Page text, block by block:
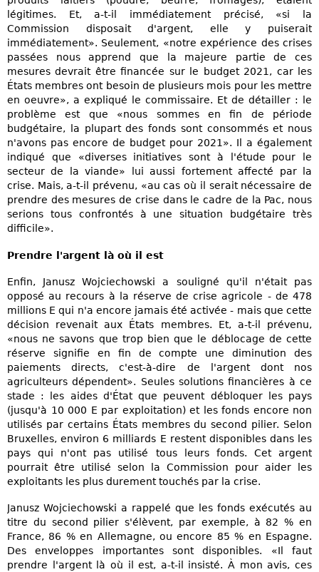
légitimes. Et, a-t-il immédiatement précisé, «si la
Commission disposait d'argent, elle y puiserait
immédiatement». Seulement, «notre expérience des crises
passées nous apprend que la majeure partie de ces
mesures devrait être financée sur le budget 2021, car les
États membres ont besoin de plusieurs mois pour les mettre
en oeuvre», a expliqué le commissaire. Et de détailler : le
problème est que «nous sommes en fin de période
budgétaire, la plupart des fonds sont consommés et nous
n'avons pas encore de budget pour 2021». Il a également
indiqué que «diverses initiatives sont à l'étude pour le
secteur de la viande» lui aussi fortement affecté par la
crise. Mais, a-t-il prévenu, «au cas où il serait nécessaire de
prendre des mesures de crise dans le cadre de la Pac, nous
serions tous confrontés à une situation budgétaire très
difficile».
Prendre l'argent là où il est
Enfin, Janusz Wojciechowski a souligné qu'il n'était pas
opposé au recours à la réserve de crise agricole - de 478
millions E qui n'a encore jamais été activée - mais que cette
décision revenait aux États membres. Et, a-t-il prévenu,
«nous ne savons que trop bien que le déblocage de cette
réserve signifie en fin de compte une diminution des
paiements directs, c'est-à-dire de l'argent dont nos
agriculteurs dépendent». Seules solutions financières à ce
stade : les aides d'État que peuvent débloquer les pays
(jusqu'à 10 000 E par exploitation) et les fonds encore non
utilisés par certains États membres du second pilier. Selon
Bruxelles, environ 6 milliards E restent disponibles dans les
pays qui n'ont pas utilisé tous leurs fonds. Cet argent
pourrait être utilisé selon la Commission pour aider les
exploitants les plus durement touchés par la crise.
Janusz Wojciechowski a rappelé que les fonds exécutés au
titre du second pilier s'élèvent, par exemple, à 82 % en
France, 86 % en Allemagne, ou encore 85 % en Espagne.
Des enveloppes importantes sont disponibles. «Il faut
prendre l'argent là où il est, a-t-il insisté. À mon avis, ces